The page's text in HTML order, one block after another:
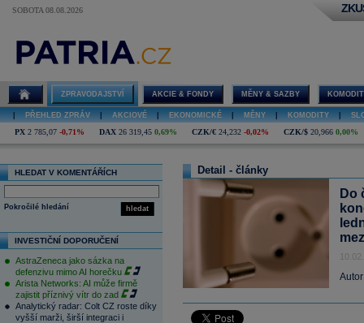
SOBOTA 08.08.2026
ZPRAVODAJSTVÍ AKCIE & FONDY MĚNY & SAZBY
PŘEHLED ZPRÁV AKCIOVÉ EKONOMICKÉ MĚNY KOMODITY
PX 2 785,07 -0,71% DAX 26 319,45 0,69% CZK/€ 24,232 -0,02% CZK/$ 20,966 0,00%
HLEDAT V KOMENTÁŘÍCH
hledat
Pokročilé hledání
INVESTIČNÍ DOPORUČENÍ
AstraZeneca jako sázka na
defenzivu mimo AI horečku
Arista Networks: AI může firmě
zajistit příznivý vítr do zad
Analytický radar: Colt CZ roste díky
vyšší marži, širší integraci i
Detail - články
Do